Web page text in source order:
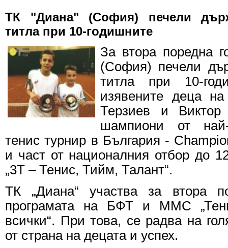
ТК "Диана" (София) печели
титла при 10-годишните
За втора поредна
(София) печели
титла при 10-
изявените деца
Терзиев и
шампиони от
тенис турнир в България -
и част от националния отбор до
„3Т – Тенис, Тийм, Талант“.
ТК „Диана“ участва за втора
програмата на БФТ и ММС
всички“. При това, се радва на
от страна на децата и успех.